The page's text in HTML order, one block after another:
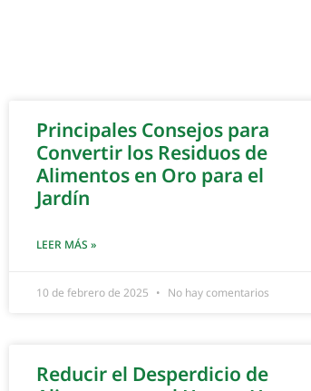
Principales Consejos para
Convertir los Residuos de
Alimentos en Oro para el
Jardín
LEER MÁS »
10 de febrero de 2025 No hay comentarios
Reducir el Desperdicio de